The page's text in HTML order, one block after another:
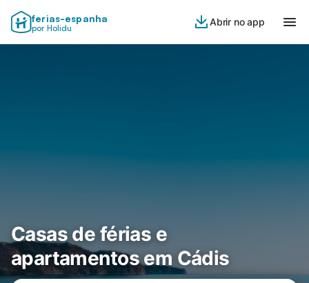
ferias-espanha
por Holidu
Abrir no app
Casas de férias e
apartamentos em Cádis